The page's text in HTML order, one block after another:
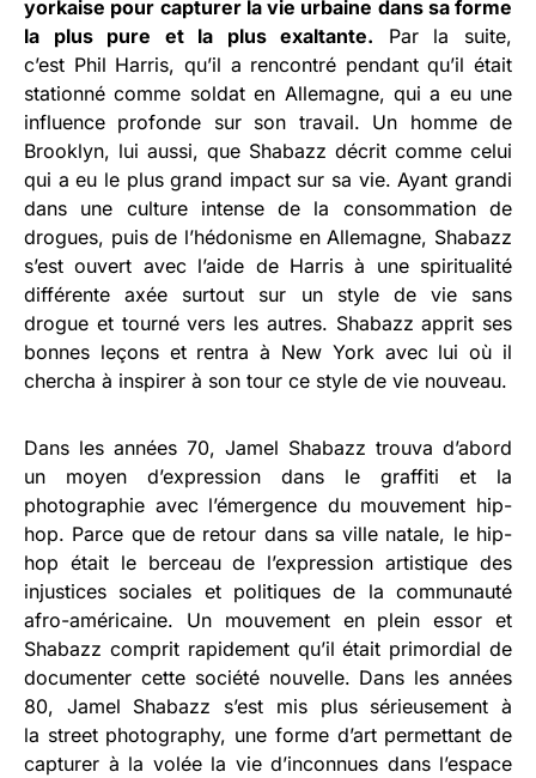
yorkaise pour capturer la vie urbaine dans sa forme
la plus pure et la plus exaltante. Par la suite,
c’est Phil Harris, qu’il a rencontré pendant qu’il était
stationné comme soldat en Allemagne, qui a eu une
influence profonde sur son travail. Un homme de
Brooklyn, lui aussi, que Shabazz décrit comme celui
qui a eu le plus grand impact sur sa vie. Ayant grandi
dans une culture intense de la consommation de
drogues, puis de l’hédonisme en Allemagne, Shabazz
s’est ouvert avec l’aide de Harris à une spiritualité
différente axée surtout sur un style de vie sans
drogue et tourné vers les autres. Shabazz apprit ses
bonnes leçons et rentra à New York avec lui où il
chercha à inspirer à son tour ce style de vie nouveau.
Dans les années 70, Jamel Shabazz trouva d’abord
un moyen d’expression dans le graffiti et la
photographie avec l’émergence du mouvement hip-
hop. Parce que de retour dans sa ville natale, le hip-
hop était le berceau de l’expression artistique des
injustices sociales et politiques de la communauté
afro-américaine. Un mouvement en plein essor et
Shabazz comprit rapidement qu’il était primordial de
documenter cette société nouvelle. Dans les années
80, Jamel Shabazz s’est mis plus sérieusement à
la street photography, une forme d’art permettant de
capturer à la volée la vie d’inconnues dans l’espace